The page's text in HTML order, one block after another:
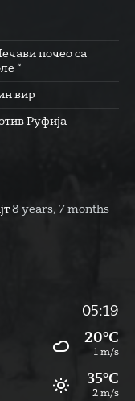
почео са
“
вир
Руфија
8 years, 7 months
05:19
20°C
1 m/s
35°C
2 m/s